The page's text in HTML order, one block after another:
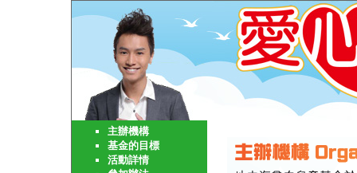
主辦機構
基金的目標
活動詳情